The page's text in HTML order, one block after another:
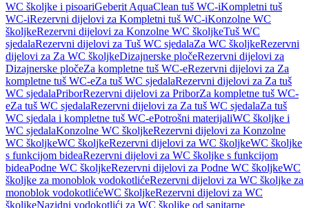
WC školjke i pisoariGeberit AquaClean tuš WC-iKompletni tuš
WC-iRezervni dijelovi za Kompletni tuš WC-iKonzolne WC
školjkeRezervni dijelovi za Konzolne WC školjkeTuš WC
sjedalaRezervni dijelovi za Tuš WC sjedalaZa WC školjkeRezervni
dijelovi za Za WC školjkeDizajnerske pločeRezervni dijelovi za
Dizajnerske pločeZa kompletne tuš WC-eRezervni dijelovi za Za
kompletne tuš WC-eZa tuš WC sjedalaRezervni dijelovi za Za tuš
WC sjedalaPriborRezervni dijelovi za PriborZa kompletne tuš WC-
eZa tuš WC sjedalaRezervni dijelovi za Za tuš WC sjedalaZa tuš
WC sjedala i kompletne tuš WC-ePotrošni materijaliWC školjke i
WC sjedalaKonzolne WC školjkeRezervni dijelovi za Konzolne
WC školjkeWC školjkeRezervni dijelovi za WC školjkeWC školjke
s funkcijom bideaRezervni dijelovi za WC školjke s funkcijom
bideaPodne WC školjkeRezervni dijelovi za Podne WC školjkeWC
školjke za monoblok vodokotlićeRezervni dijelovi za WC školjke za
monoblok vodokotlićeWC školjkeRezervni dijelovi za WC
školjkeNazidni vodokotlići za WC školjke od sanitarne